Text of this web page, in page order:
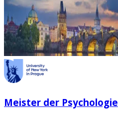
Meister der Psychologie